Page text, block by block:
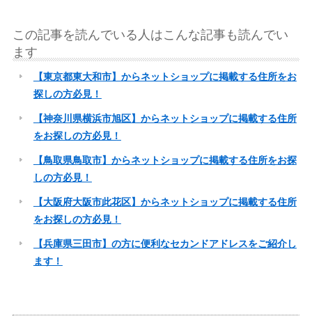
この記事を読んでいる人はこんな記事も読んでい
ます
【東京都東大和市】からネットショップに掲載する住所をお
探しの方必見！
【神奈川県横浜市旭区】からネットショップに掲載する住所
をお探しの方必見！
【鳥取県鳥取市】からネットショップに掲載する住所をお探
しの方必見！
【大阪府大阪市此花区】からネットショップに掲載する住所
をお探しの方必見！
【兵庫県三田市】の方に便利なセカンドアドレスをご紹介し
ます！